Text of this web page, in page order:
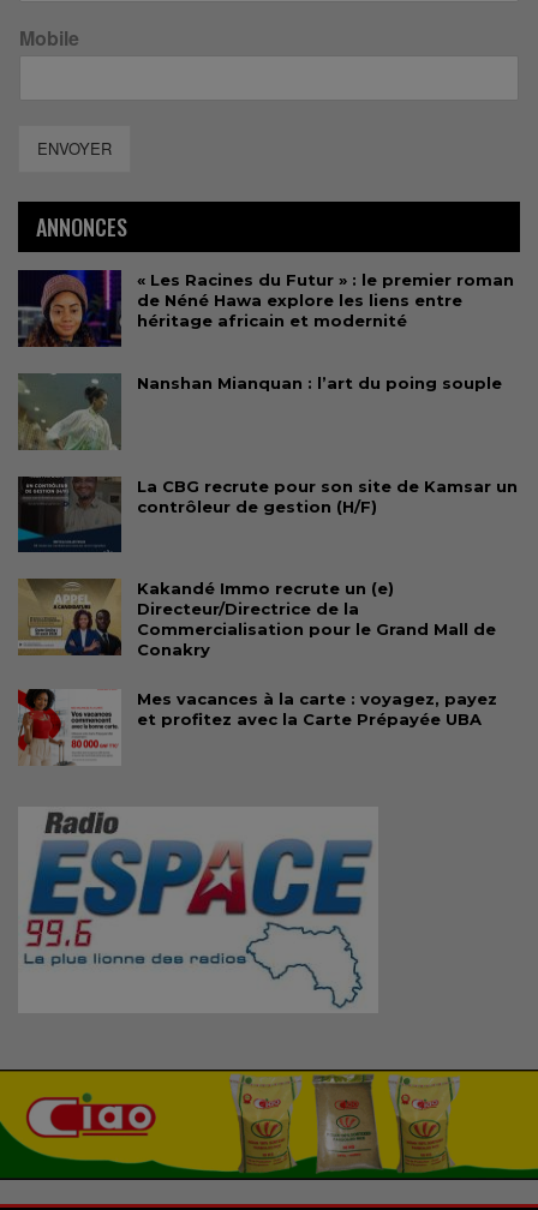
Mobile
ENVOYER
ANNONCES
« Les Racines du Futur » : le premier roman
de Néné Hawa explore les liens entre
héritage africain et modernité
Nanshan Mianquan : l’art du poing souple
La CBG recrute pour son site de Kamsar un
contrôleur de gestion (H/F)
Kakandé Immo recrute un (e)
Directeur/Directrice de la
Commercialisation pour le Grand Mall de
Conakry
Mes vacances à la carte : voyagez, payez
et profitez avec la Carte Prépayée UBA